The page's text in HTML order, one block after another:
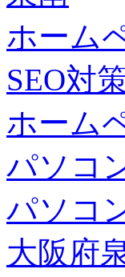
ホーム
SEO対
ホーム
パソコ
パソコ
大阪府